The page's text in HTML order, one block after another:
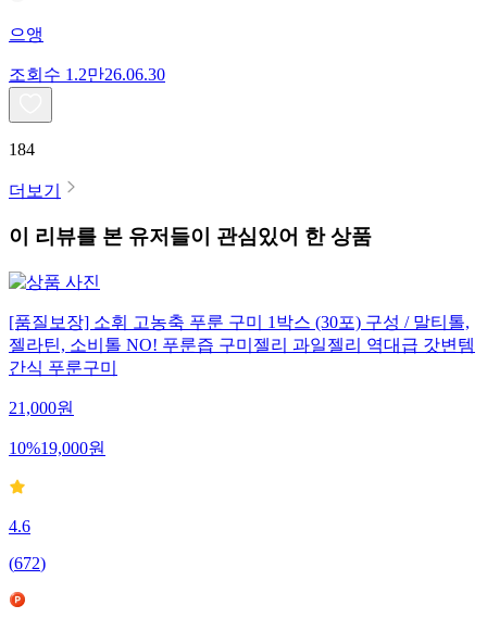
으앵
조회수 1.2만26.06.30
184
더보기
이 리뷰를 본 유저들이 관심있어 한 상품
[품질보장] 소휘 고농축 푸룬 구미 1박스 (30포) 구성 / 말티톨,
젤라틴, 소비톨 NO! 푸룬즙 구미젤리 과일젤리 역대급 갓변템
간식 푸룬구미
21,000원
10%19,000원
4.6
(672)